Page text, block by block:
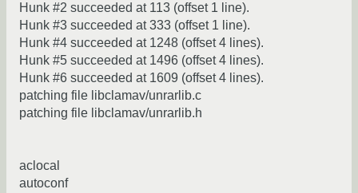
Hunk #2 succeeded at 113 (offset 1 line).
Hunk #3 succeeded at 333 (offset 1 line).
Hunk #4 succeeded at 1248 (offset 4 lines).
Hunk #5 succeeded at 1496 (offset 4 lines).
Hunk #6 succeeded at 1609 (offset 4 lines).
patching file libclamav/unrarlib.c
patching file libclamav/unrarlib.h
aclocal
autoconf